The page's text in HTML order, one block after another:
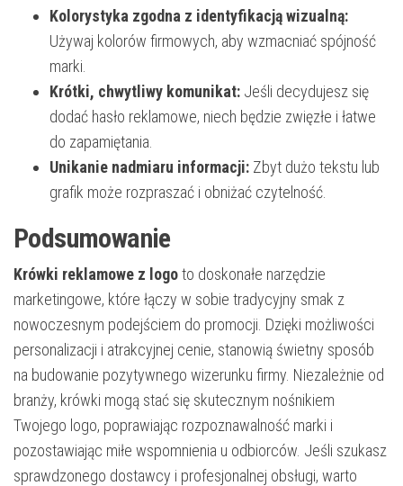
Kolorystyka zgodna z identyfikacją wizualną:
Używaj kolorów firmowych, aby wzmacniać spójność
marki.
Krótki, chwytliwy komunikat: Jeśli decydujesz się
dodać hasło reklamowe, niech będzie zwięzłe i łatwe
do zapamiętania.
Unikanie nadmiaru informacji: Zbyt dużo tekstu lub
grafik może rozpraszać i obniżać czytelność.
Podsumowanie
Krówki reklamowe z logoto doskonałe narzędzie
marketingowe, które łączy w sobie tradycyjny smak z
nowoczesnym podejściem do promocji. Dzięki możliwości
personalizacji i atrakcyjnej cenie, stanowią świetny sposób
na budowanie pozytywnego wizerunku firmy. Niezależnie od
branży, krówki mogą stać się skutecznym nośnikiem
Twojego logo, poprawiając rozpoznawalność marki i
pozostawiając miłe wspomnienia u odbiorców. Jeśli szukasz
sprawdzonego dostawcy i profesjonalnej obsługi, warto